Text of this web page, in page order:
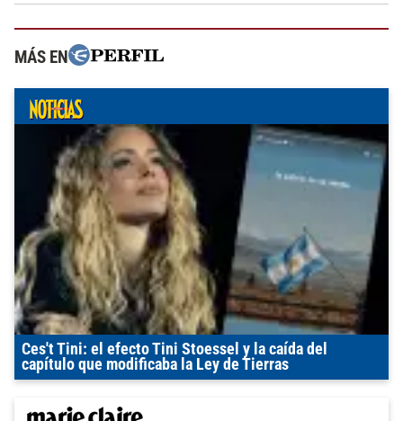
MÁS EN
Ces't Tini: el efecto Tini Stoessel y la caída del
capítulo que modificaba la Ley de Tierras